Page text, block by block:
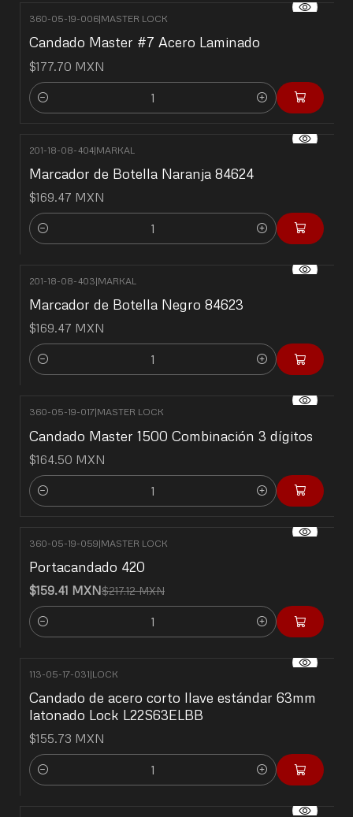
360-05-19-006|MASTER LOCK
Candado Master #7 Acero Laminado
$177.70 MXN
Cantidad
201-18-08-404|MARKAL
Marcador de Botella Naranja 84624
$169.47 MXN
Cantidad
201-18-08-403|MARKAL
Marcador de Botella Negro 84623
$169.47 MXN
Cantidad
360-05-19-017|MASTER LOCK
Candado Master 1500 Combinación 3 dígitos
$164.50 MXN
Cantidad
360-05-19-059|MASTER LOCK
Portacandado 420
$159.41 MXN$217.12 MXN
Cantidad
113-05-17-031|LOCK
Candado de acero corto llave estándar 63mm
latonado Lock L22S63ELBB
$155.73 MXN
Cantidad